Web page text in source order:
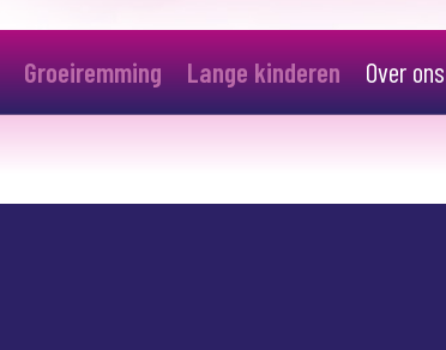
Groeiremming Lange kinderen Over ons